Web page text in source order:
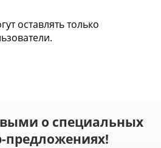
оставлять только
о специальных
предложениях!